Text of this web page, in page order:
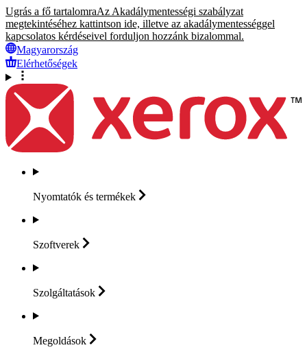
Ugrás a fő tartalomraAz Akadálymentességi szabályzat
megtekintéséhez kattintson ide, illetve az akadálymentességgel
kapcsolatos kérdéseivel forduljon hozzánk bizalommal.
Magyarország
Elérhetőségek
Nyomtatók és termékek
Szoftverek
Szolgáltatások
Megoldások